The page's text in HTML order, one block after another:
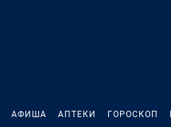
АФИША АПТЕКИ ГОРОСКОП